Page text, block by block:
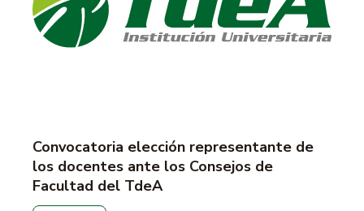
Convocatoria elección representante de
los docentes ante los Consejos de
Facultad del TdeA